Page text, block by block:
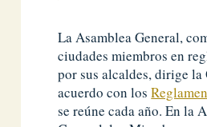
La Asamblea General,
ciudades miembros en
por sus alcaldes, dirige la
acuerdo con los
se reúne cada año. En la